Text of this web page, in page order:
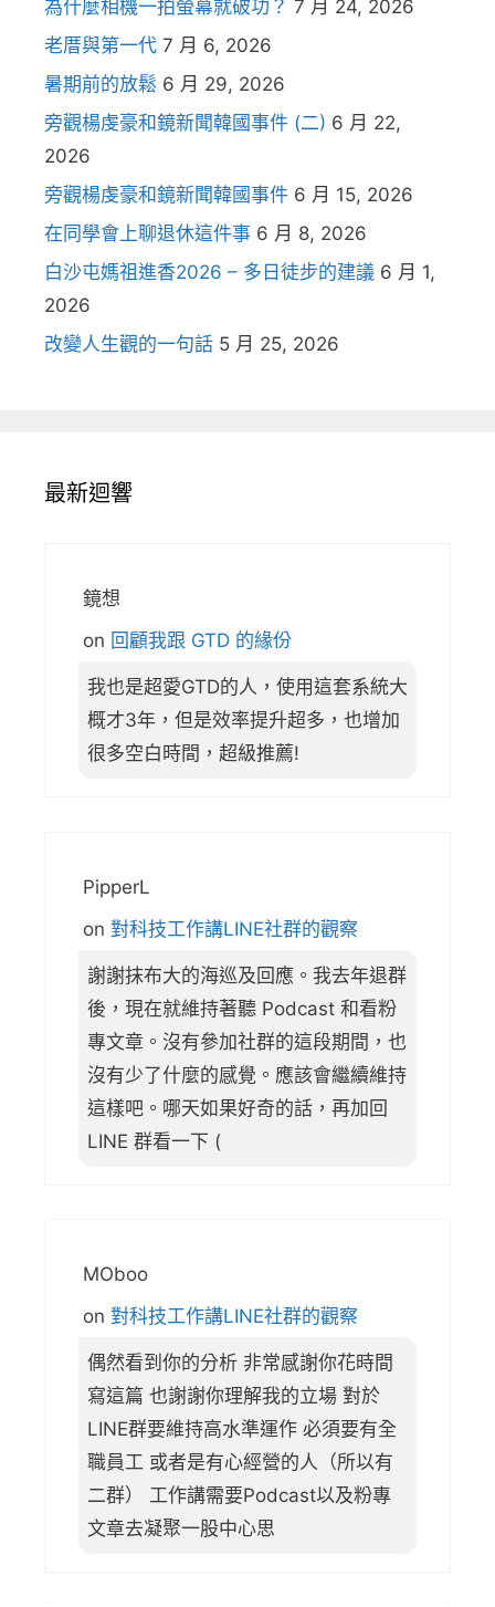
為什麼相機一拍螢幕就破功？ 7 月 24, 2026
老厝與第一代 7 月 6, 2026
暑期前的放鬆 6 月 29, 2026
旁觀楊虔豪和鏡新聞韓國事件 (二) 6 月 22,
2026
旁觀楊虔豪和鏡新聞韓國事件 6 月 15, 2026
在同學會上聊退休這件事 6 月 8, 2026
白沙屯媽祖進香2026 – 多日徒步的建議 6 月 1,
2026
改變人生觀的一句話 5 月 25, 2026
最新迴響
鏡想
on 回顧我跟 GTD 的緣份
我也是超愛GTD的人，使用這套系統大
概才3年，但是效率提升超多，也增加
很多空白時間，超級推薦!
PipperL
on 對科技工作講LINE社群的觀察
謝謝抹布大的海巡及回應。我去年退群
後，現在就維持著聽 Podcast 和看粉
專文章。沒有參加社群的這段期間，也
沒有少了什麼的感覺。應該會繼續維持
這樣吧。哪天如果好奇的話，再加回
LINE 群看一下 (
MOboo
on 對科技工作講LINE社群的觀察
偶然看到你的分析 非常感謝你花時間
寫這篇 也謝謝你理解我的立場 對於
LINE群要維持高水準運作 必須要有全
職員工 或者是有心經營的人（所以有
二群） 工作講需要Podcast以及粉專
文章去凝聚一股中心思